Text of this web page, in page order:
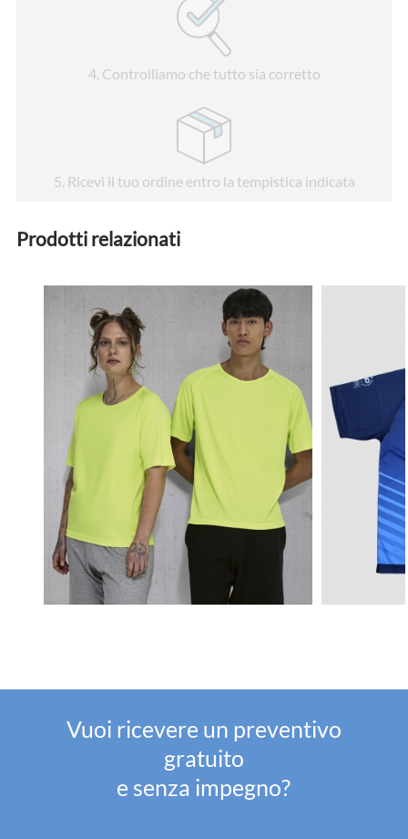
4. Controlliamo che tutto sia corretto
5. Ricevi il tuo ordine entro la tempistica indicata
Prodotti relazionati
Vuoi ricevere un preventivo
gratuito
e senza impegno?